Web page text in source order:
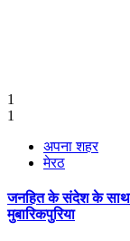
1
1
अपना शहर
मेरठ
जनहित के संदेश के साथ
मुबारिकपुरिया